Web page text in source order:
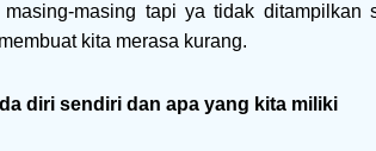
masing-masing tapi ya tidak
kita merasa kurang.
diri sendiri dan apa yang kita miliki